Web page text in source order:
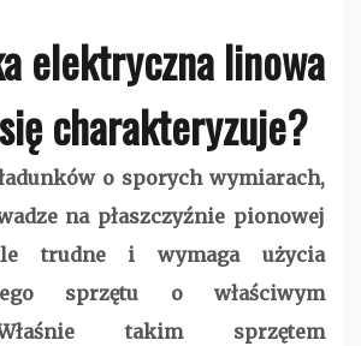
elektryczna linowa
charakteryzuje?
o sporych wymiarach,
na płaszczyźnie pionowej
trudne i wymaga użycia
sprzętu o właściwym
takim sprzętem